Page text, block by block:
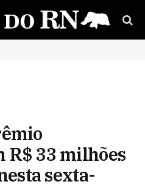
R$ 33 milhões
sexta-